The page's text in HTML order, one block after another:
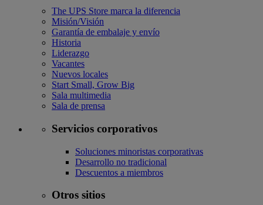
The UPS Store marca la diferencia
Misión/Visión
Garantía de embalaje y envío
Historia
Liderazgo
Vacantes
Nuevos locales
Start Small, Grow Big
Sala multimedia
Sala de prensa
Servicios corporativos
Soluciones minoristas corporativas
Desarrollo no tradicional
Descuentos a miembros
Otros sitios